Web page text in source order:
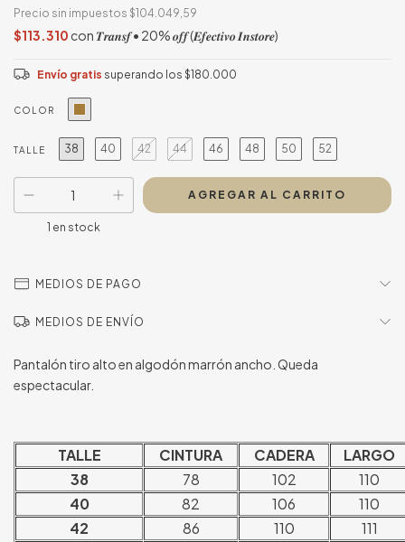
Precio sin impuestos $104.049,59
$113.310 con 𝑻𝒓𝒂𝒏𝒔𝒇 • 20% 𝒐𝒇𝒇 (𝑬𝒇𝒆𝒄𝒕𝒊𝒗𝒐 𝑰𝒏𝒔𝒕𝒐𝒓𝒆)
Envío gratis superando los $180.000
COLOR
TALLE 38 40 42 44 46 48 50 52
1 en stock
MEDIOS DE PAGO
MEDIOS DE ENVÍO
Pantalón tiro alto en algodón marrón ancho. Queda
espectacular.
TALLE CINTURA CADERA
LARGO
38
78 102
110
40
82 106
110
42
86 110
111